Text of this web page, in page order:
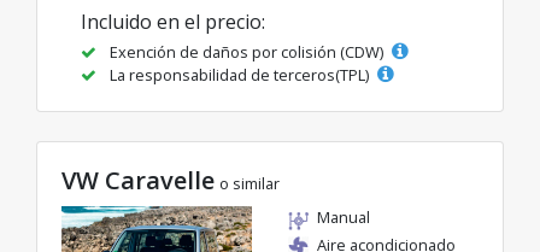
Incluido en el precio:
Exención de daños por colisión (CDW)
La responsabilidad de terceros(TPL)
VW Caravelle o similar
Manual
Aire acondicionado